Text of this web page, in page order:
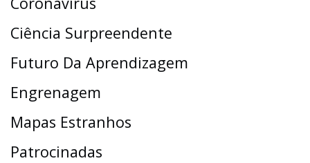
Ciência Surpreendente
Futuro Da Aprendizagem
Engrenagem
Mapas Estranhos
Patrocinadas